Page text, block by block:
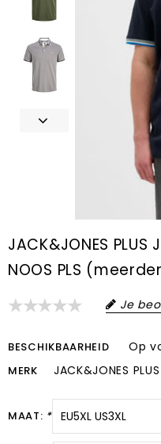
JACK&JONES PLUS
NOOS PLS
Je
BESCHIKBAARHEID Op
MERK JACK&JONES PLUS
MAAT: *